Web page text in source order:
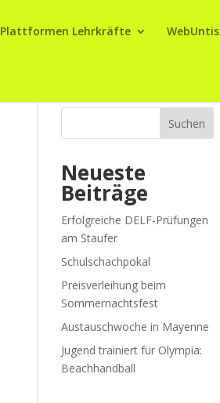
Plattformen Lehrkräfte WebUntis
Suchen
Neueste
Beiträge
Erfolgreiche DELF-Prüfungen
am Staufer
Schulschachpokal
Preisverleihung beim
Sommernachtsfest
Austauschwoche in Mayenne
Jugend trainiert für Olympia:
Beachhandball